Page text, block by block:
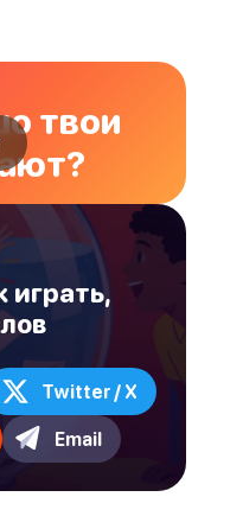
твои
играть,
Twitter / X
Email